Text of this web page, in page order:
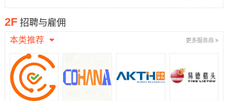
2F 招聘与雇佣
本类推荐 更多服务商